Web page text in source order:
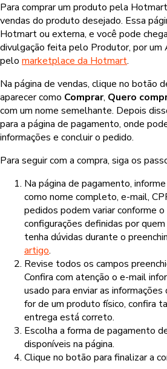
Para comprar um produto pela
vendas do produto desejado. Essa
Hotmart ou externa, e você pode
divulgação feita pelo Produtor, por um
pelo marketplace da Hotmart.
Na página de vendas, clique no botão
aparecer como Comprar, Quero
com um nome semelhante. Depois
para a página de pagamento, onde
informações e concluir o pedido.
Para seguir com a compra, siga os
Na página de pagamento,
como nome completo, e-mail,
pedidos podem variar conforme
configurações definidas por
tenha dúvidas durante o
artigo.
Revise todos os campos
Confira com atenção o e-mail
usado para enviar as informações
for de um produto físico, confira
entrega está correto.
Escolha a forma de pagamento
disponíveis na página.
Clique no botão para finalizar a